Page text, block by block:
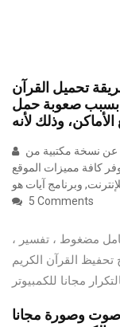
تحميل القرآن
بسبب صعوبة حمل
كافة مميزات الموقع
وبرنامج آيات هو
5 Comments
مضغوط ، تفسير ،
تحفيظ القرآن الكريم
مجانا للكمبيوتر
صوت وصورة مجانا